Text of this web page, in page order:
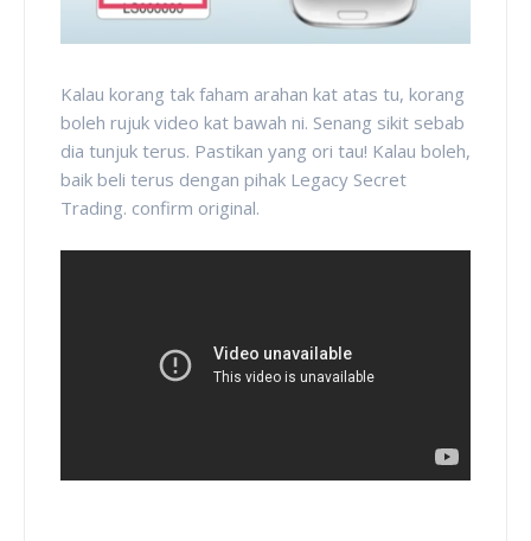
Kalau korang tak faham arahan kat atas tu, korang
boleh rujuk video kat bawah ni. Senang sikit sebab
dia tunjuk terus. Pastikan yang ori tau! Kalau boleh,
baik beli terus dengan pihak Legacy Secret
Trading. confirm original.